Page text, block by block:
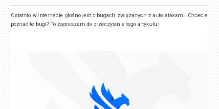
Ostatnio w Internecie głośno jest o bugach związanych z auto atakami. Chcecie
poznać te bugi? To zapraszam do przeczytania tego artykułu!